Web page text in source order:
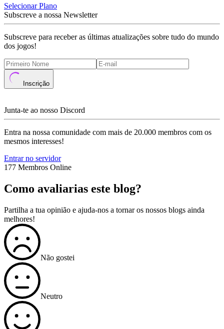
Selecionar Plano
Subscreve a nossa Newsletter
Subscreve para receber as últimas atualizações sobre tudo do mundo
dos jogos!
Inscrição
Junta-te ao nosso Discord
Entra na nossa comunidade com mais de 20.000 membros com os
mesmos interesses!
Entrar no servidor
177 Membros Online
Como avaliarias este blog?
Partilha a tua opinião e ajuda-nos a tornar os nossos blogs ainda
melhores!
Não gostei
Neutro